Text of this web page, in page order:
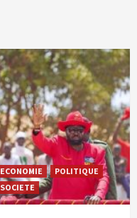
ECONOMIE
POLITIQUE
SOCIETE